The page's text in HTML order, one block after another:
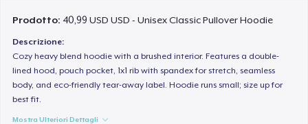
Prodotto: 40,99 USD USD - Unisex Classic Pullover Hoodie
Descrizione:
Cozy heavy blend hoodie with a brushed interior. Features a double-
lined hood, pouch pocket, 1x1 rib with spandex for stretch, seamless
body, and eco-friendly tear-away label. Hoodie runs small; size up for
best fit.
Mostra Ulteriori Dettagli